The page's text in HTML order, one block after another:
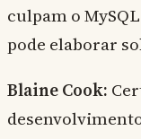
culpam o
pode elaborar
Blaine Cook: